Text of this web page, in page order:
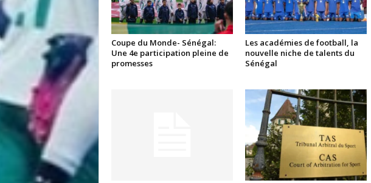
Coupe du Monde- Sénégal:
Une 4e participation pleine de
promesses
Les académies de football, la
nouvelle niche de talents du
Sénégal